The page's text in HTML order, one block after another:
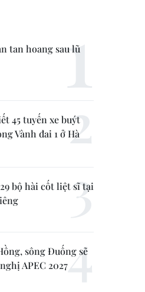
tan hoang sau lũ
45 tuyến xe buýt
Vành đai 1 ở Hà
bộ hài cốt liệt sĩ tại
sông Đuống sẽ
APEC 2027